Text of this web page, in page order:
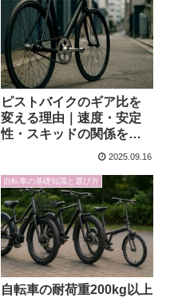
ピストバイクのギア比を
変える理由｜速度・安定
性・スキッドの関係を解
2025.09.16
自転車の基礎知識と選び方
自転車の耐荷重200kg以上